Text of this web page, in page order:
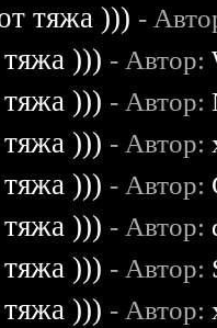
тяжа ))) -
))) - Автор:
))) - Автор:
))) - Автор:
))) - Автор:
))) - Автор:
))) - Автор:
))) - Автор: